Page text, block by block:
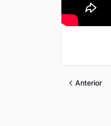
Anterior